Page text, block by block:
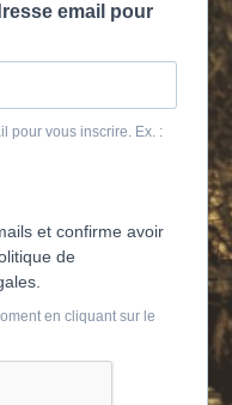
email pour
pour vous inscrire. Ex. :
et confirme avoir
de
en cliquant sur le